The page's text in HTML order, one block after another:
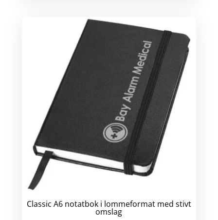
Classic A6 notatbok i lommeformat med stivt
omslag